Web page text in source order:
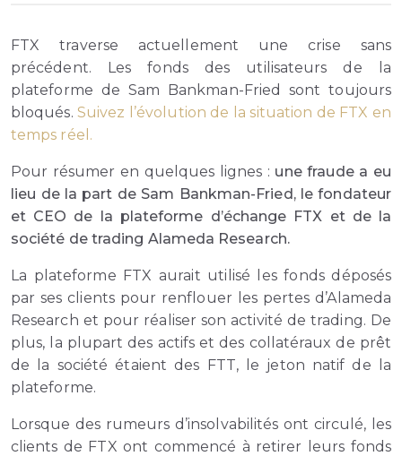
FTX traverse actuellement une crise sans
précédent. Les fonds des utilisateurs de la
plateforme de Sam Bankman-Fried sont toujours
bloqués.Suivez l’évolution de la situation de FTX en
temps réel.
Pour résumer en quelques lignes : une fraude a eu
lieu de la part de Sam Bankman-Fried, le fondateur
et CEO de la plateforme d’échange FTX et de la
société de trading Alameda Research.
La plateforme FTX aurait utilisé les fonds déposés
par ses clients pour renflouer les pertes d’Alameda
Research et pour réaliser son activité de trading. De
plus, la plupart des actifs et des collatéraux de prêt
de la société étaient des FTT, le jeton natif de la
plateforme.
Lorsque des rumeurs d’insolvabilités ont circulé, les
clients de FTX ont commencé à retirer leurs fonds